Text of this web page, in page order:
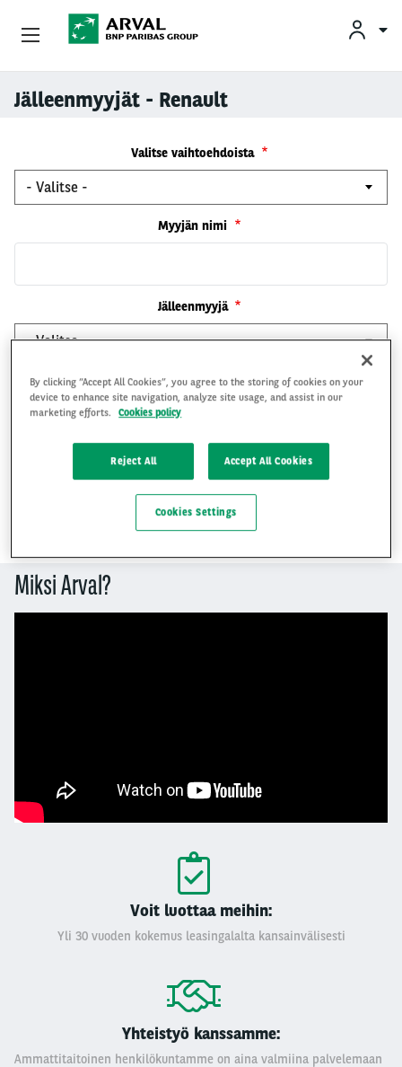
Skip to main content
Jälleenmyyjät - Renault
Valitse vaihtoehdoista
Myyjän nimi
Jälleenmyyjä
Myyjän puhelinnumero
Myyjän sähköposti
Miksi Arval?
Voit luottaa meihin:
Yli 30 vuoden kokemus leasingalalta kansainvälisesti
Yhteistyö kanssamme:
Ammattitaitoinen henkilökuntamme on aina valmiina palvelemaan
Yksityisleasing
Arval Yrityksenä
By clicking “Accept All Cookies”, you agree to the storing of cookies on your
device to enhance site navigation, analyze site usage, and assist in our
marketing efforts.
Cookies policy
Reject All Accept All Cookies
Cookies Settings